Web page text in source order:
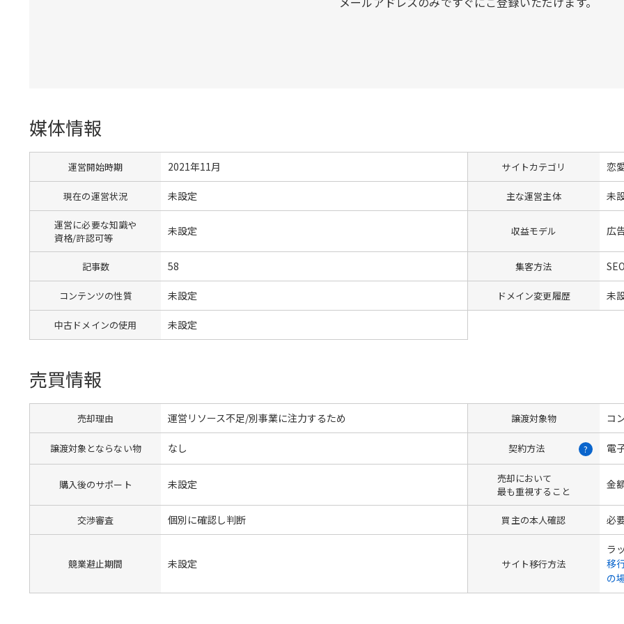
媒体情報
運営開始時期 2021年11月 サイトカテゴリ 恋
現在の運営状況 未設定 主な運営主体 未
運営に必要な知識や
資格/許認可等
未設定 収益モデル 広
記事数 58 集客方法 SEO
コンテンツの性質 未設定 ドメイン変更履歴 未
中古ドメインの使用 未設定
売買情報
売却理由 運営リソース不足/別事業に注力するため 譲渡対象物 コ
譲渡対象とならない物 なし 契約方法 ? 電
購入後のサポート 未設定
売却において
最も重視すること
金
交渉審査 個別に確認し判断 買主の本人確認 必
競業避止期間 未設定 サイト移行方法
ラ
移
の